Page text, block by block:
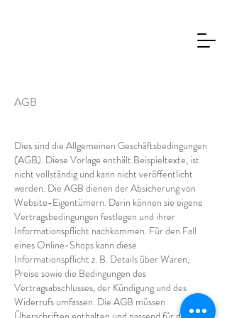
AGB
Dies sind die Allgemeinen Geschäftsbedingungen
(AGB). Diese Vorlage enthält Beispieltexte, ist
nicht vollständig und kann nicht veröffentlicht
werden. Die AGB dienen der Absicherung von
Website-Eigentümern. Darin können sie eigene
Vertragsbedingungen festlegen und ihrer
Informationspflicht nachkommen. Für den Fall
eines Online-Shops kann diese
Informationspflicht z. B. Details über Waren,
Preise sowie die Bedingungen des
Vertragsabschlusses, der Kündigung und des
Widerrufs umfassen. Die AGB müssen